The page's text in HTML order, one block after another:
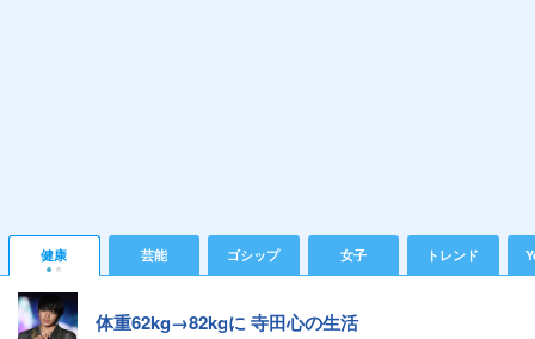
健康 芸能 ゴシップ 女子 トレンド
体重62kg→82kgに 寺田心の生活